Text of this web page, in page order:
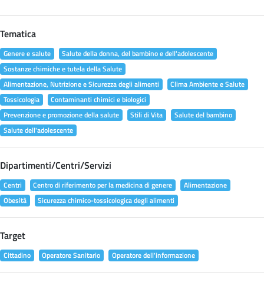
Tematica
Genere e salute
Salute della donna, del bambino e dell'adolescente
Sostanze chimiche e tutela della Salute
Alimentazione, Nutrizione e Sicurezza degli alimenti
Clima Ambiente e Salute
Tossicologia
Contaminanti chimici e biologici
Prevenzione e promozione della salute
Stili di Vita
Salute del bambino
Salute dell'adolescente
Dipartimenti/Centri/Servizi
Centri Centro di riferimento per la medicina di genere
Alimentazione
Obesità
Sicurezza chimico-tossicologica degli alimenti
Target
Cittadino Operatore Sanitario Operatore dell'informazione